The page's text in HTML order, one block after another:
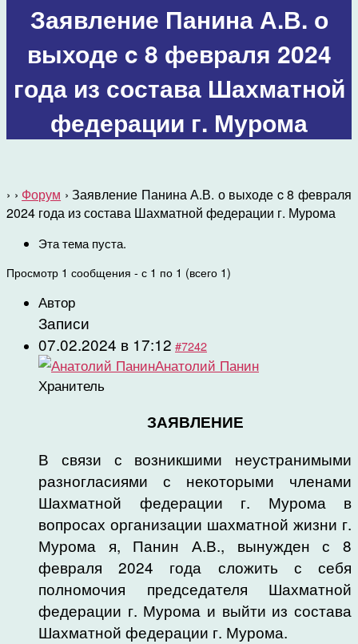
Заявление Панина А.В. о
выходе c 8 февраля 2024
года из состава Шахматной
федерации г. Мурома
› › Форум › Заявление Панина А.В. о выходе c 8 февраля
2024 года из состава Шахматной федерации г. Мурома
Эта тема пуста.
Просмотр 1 сообщения - с 1 по 1 (всего 1)
Автор
Записи
07.02.2024 в 17:12 #7242
Анатолий Панин
Хранитель
ЗАЯВЛЕНИЕ
В связи с возникшими неустранимыми
разногласиями с некоторыми членами
Шахматной федерации г. Мурома в
вопросах организации шахматной жизни г.
Мурома я, Панин А.В., вынужден с 8
февраля 2024 года сложить с себя
полномочия председателя Шахматной
федерации г. Мурома и выйти из состава
Шахматной федерации г. Мурома.